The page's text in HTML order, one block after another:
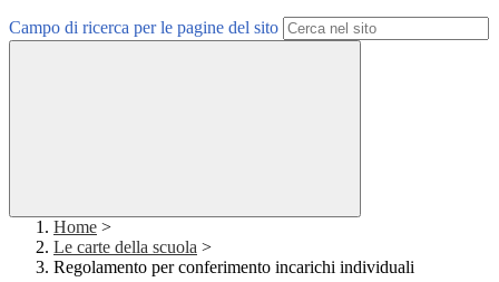
Campo di ricerca per le pagine del sito
Home >
Le carte della scuola >
Regolamento per conferimento incarichi individuali